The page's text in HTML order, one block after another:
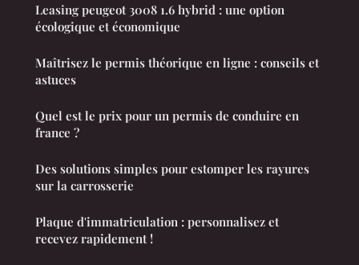
Leasing peugeot 3008 1.6 hybrid : une option
écologique et économique
Maîtrisez le permis théorique en ligne : conseils et
astuces
Quel est le prix pour un permis de conduire en
france ?
Des solutions simples pour estomper les rayures
sur la carrosserie
Plaque d'immatriculation : personnalisez et
recevez rapidement !